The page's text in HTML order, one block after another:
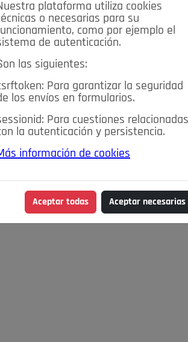
plataforma utiliza cookies
o necesarias para su
como por ejemplo el
de autenticación.
las siguientes:
Para garantizar la seguridad
los envíos en formularios.
Para cuestiones relacionadas
la autenticación y persistencia.
información de cookies
Aceptar todas Aceptar necesarias